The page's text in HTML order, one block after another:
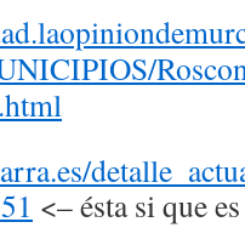
<– ésta si que